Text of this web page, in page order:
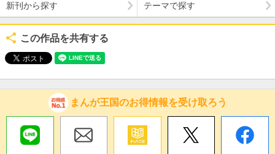
新刊から探す テーマで探す
この作品を共有する
まんが王国のお得情報を受け取ろう